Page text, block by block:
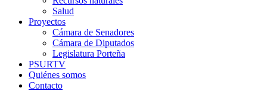
Salud
Proyectos
Cámara de Senadores
Cámara de Diputados
Legislatura Porteña
PSURTV
Quiénes somos
Contacto